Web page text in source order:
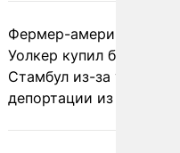
Фермер-американец
Уолкер купил билет в
Стамбул из-за угрозы
депортации из России